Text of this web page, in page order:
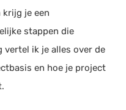
krijg je een
stappen die
ik je alles over de
en hoe je project